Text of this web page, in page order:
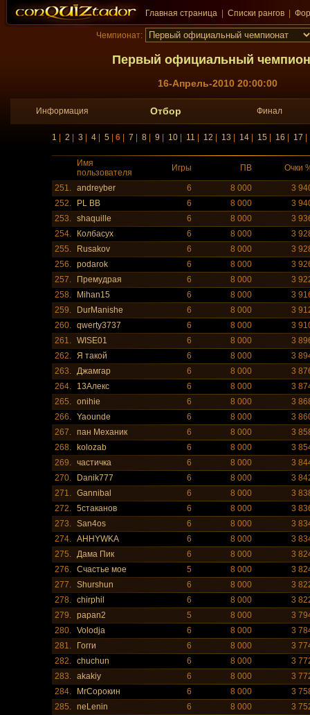
Главная страница Списки рангов
Чемпионат:
Первый официальный
16-Апрель-2010 20:00:00
Информация Отбор Финал
1 |2 |3 |4 |5 |6 |7 |8 |9 10 11 12 13 14 15 16 17
Имя
пользователя
Игры ПВ Очки
251. andreyber 6 8 000
3
252.
PL BB 6 8 000
3
253. shaquille 6 8 000
3
254.
Колбасух 6 8 000
3
255.
Rusakov 6 8 000
3
256. podarok 6 8 000
3
257.
Премудрая 6 8 000
3
258.
Mihan15 6 8 000
3
259.
DurManishe 6 8 000
3
260. qwerty3737 6 8 000
3
261. WISE01 6 8 000
3
262. Я такой 6 8 000
3
263. Джамгар 6 8 000
3
264.
13Алекс 6 8 000
3
265. onihiе 6 8 000
3
266. Yaounde 6 8 000
3
267. пан Механик 6 8 000
3
268.
kolozab 6 8 000
3
269. частичка 6 8 000
3
270.
Danik777 6 8 000
3
271. Gannibal 6 8 000
3
272. 5стаканов 6 8 000
3
273. San4os 6 8 000
3
274. AHHYWKA 6 8 000
3
275. Дама Пик 6 8 000
3
276. Счастье мое 5 8 000
3
277. Shurshun 6 8 000
3
278. chirphil 6 8 000
3
279. papan2 5 8 000
3
280. Volodja 6 8 000
3
281.
Гогги 6 8 000
3
282. chuchun 6 8 000
3
283. akakiy 6 8 000
3
284.
MrСорокин 6 8 000
3
285. neLenin 6 8 000
3